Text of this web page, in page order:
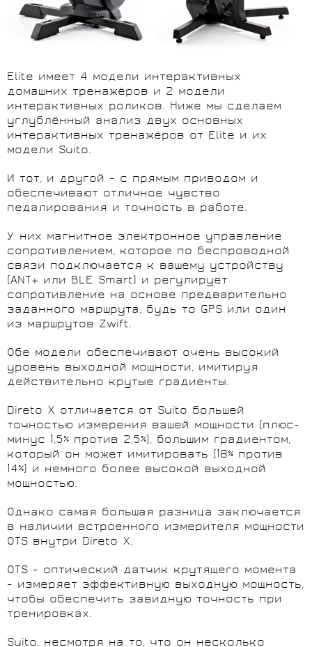
Elite имеет 4 модели интерактивных
домашних тренажёров и 2 модели
интерактивных роликов. Ниже мы сделаем
углублённый анализ двух основных
интерактивных тренажёров от Elite и их
модели Suito.
И тот, и другой - с прямым приводом и
обеспечивают отличное чувство
педалирования и точность в работе.
У них магнитное электронное управление
сопротивлением, которое по беспроводной
связи подключается к вашему устройству
(ANT+ или BLE Smart) и регулирует
сопротивление на основе предварительно
заданного маршрута, будь то GPS или один
из маршрутов Zwift.
Обе модели обеспечивают очень высокий
уровень выходной мощности, имитируя
действительно крутые градиенты.
Direto X отличается от Suito большей
точностью измерения вашей мощности (плюс-
минус 1,5% против 2,5%), большим градиентом,
который он может имитировать (18% против
14%) и немного более высокой выходной
мощностью.
Однако самая большая разница заключается
в наличии встроенного измерителя мощности
OTS внутри Direto X.
OTS - оптический датчик крутящего момента
- измеряет эффективную выходную мощность,
чтобы обеспечить завидную точность при
тренировках.
Suito, несмотря на то, что он несколько